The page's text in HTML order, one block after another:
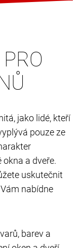
jako lidé, kteří
pouze ze
a dveře.
uskutečnit
nabídne
barev a